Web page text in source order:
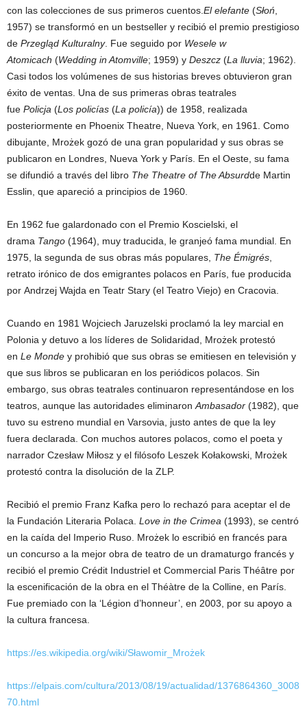
con las colecciones de sus primeros cuentos. El elefante (Słoń
1957) se transformó en un bestseller y recibió el premio prestigioso
de Przegląd Kulturalny. Fue seguido por Wesele w
Atomicach (Wedding in Atomville; 1959) y Deszcz (La lluvia; 1962).
Casi todos los volúmenes de sus historias breves obtuvieron gran
éxito de ventas. Una de sus primeras obras teatrales
fue Policja (Los policías (La policía)) de 1958, realizada
posteriormente en Phoenix Theatre, Nueva York, en 1961. Como
dibujante, Mrożek gozó de una gran popularidad y sus obras se
publicaron en Londres, Nueva York y París. En el Oeste, su fama
se difundió a través del libro The Theatre of The Absurdde Martin
Esslin, que apareció a principios de 1960.
En 1962 fue galardonado con el Premio Koscielski, el
drama Tango (1964), muy traducida, le granjeó fama mundial. En
1975, la segunda de sus obras más populares, The Émigrés
retrato irónico de dos emigrantes polacos en París, fue producida
por Andrzej Wajda en Teatr Stary (el Teatro Viejo) en Cracovia.
Cuando en 1981 Wojciech Jaruzelski proclamó la ley marcial en
Polonia y detuvo a los líderes de Solidaridad, Mrożek protestó
en Le Monde y prohibió que sus obras se emitiesen en televisión y
que sus libros se publicaran en los periódicos polacos. Sin
embargo, sus obras teatrales continuaron representándose en los
teatros, aunque las autoridades eliminaron Ambasador (1982), que
tuvo su estreno mundial en Varsovia, justo antes de que la ley
fuera declarada. Con muchos autores polacos, como el poeta y
narrador Czesław Miłosz y el filósofo Leszek Kołakowski, Mrożek
protestó contra la disolución de la ZLP.
Recibió el premio Franz Kafka pero lo rechazó para aceptar el de
la Fundación Literaria Polaca. Love in the Crimea (1993), se centró
en la caída del Imperio Ruso. Mrożek lo escribió en francés para
un concurso a la mejor obra de teatro de un dramaturgo francés y
recibió el premio Crédit Industriel et Commercial Paris Théâtre por
la escenificación de la obra en el Théàtre de la Colline, en París.
Fue premiado con la ‘Légion d’honneur’, en 2003, por su apoyo a
la cultura francesa.
https://es.wikipedia.org/wiki/Sławomir_Mrożek
https://elpais.com/cultura/2013/08/19/actualidad/1376864360_3008
70.html